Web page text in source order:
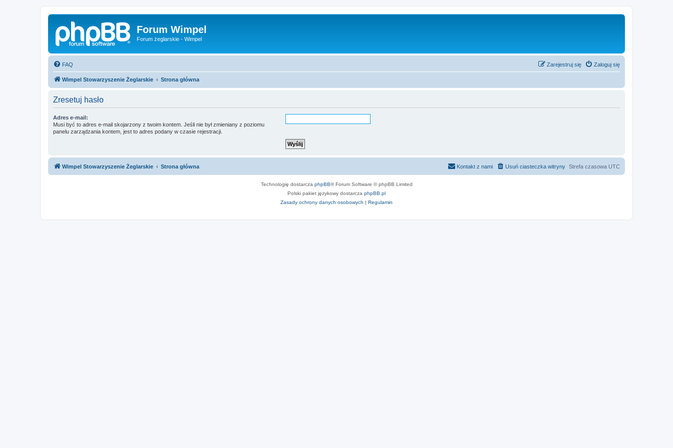
Forum Wimpel
Forum żeglarskie - Wimpel
FAQ Zaloguj się
Zarejestruj się
Wimpel Stowarzyszenie Żeglarskie Strona główna
Zresetuj hasło
Adres e-mail:
Musi być to adres e-mail skojarzony z twoim kontem. Jeśli nie był zmieniany z poziomu
panelu zarządzania kontem, jest to adres podany w czasie rejestracji.
Wimpel Stowarzyszenie Żeglarskie Strona główna Strefa czasowa UTC
Usuń ciasteczka witryny
Kontakt z nami
Technologię dostarcza phpBB® Forum Software © phpBB Limited
Polski pakiet językowy dostarcza phpBB.pl
Zasady ochrony danych osobowych | Regulamin